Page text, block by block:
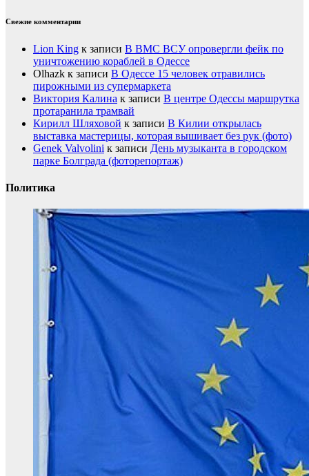
Свежие комментарии
Lion King к записи В ВМС ВСУ опровергли фейк по
уничтожению кораблей в Одессе
Olhazk к записи В Одессе 15 человек отравились
пирожными из супермаркета
Виктория Калина к записи В центре Одессы маршрутка
протаранила трамвай
Кирилл Шляховой к записи В Килии открылась
выставка мастерицы, которая вышивает без рук (фото)
Genek Valvolini к записи День музыканта в городском
парке Болграда (фоторепортаж)
Политика